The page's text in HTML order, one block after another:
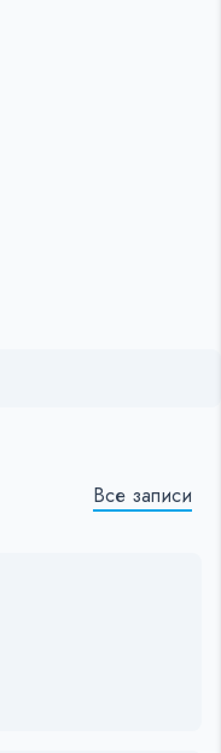
Все записи